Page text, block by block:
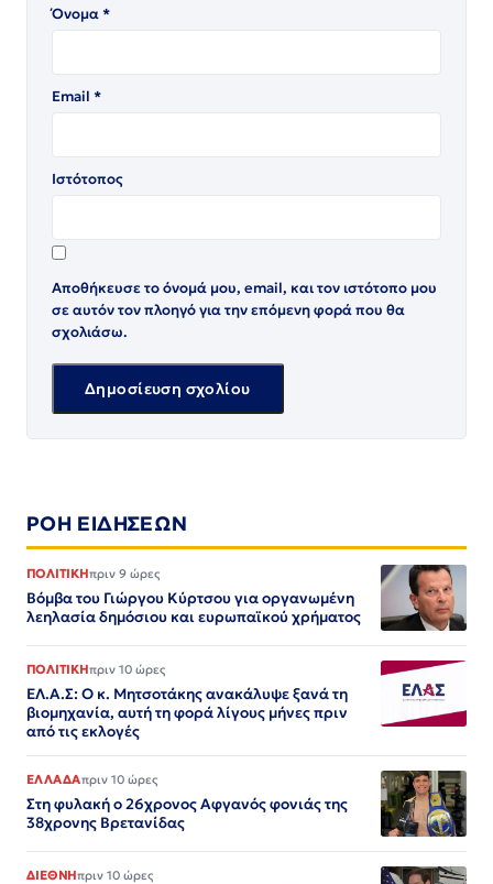
Όνομα*
Email *
Ιστότοπος
Αποθήκευσε το όνομά μου, email, και τον ιστότοπο μου
σε αυτόν τον πλοηγό για την επόμενη φορά που θα
σχολιάσω.
ΡΟΗ ΕΙΔΗΣΕΩΝ
ΠΟΛΙΤΙΚΗπριν 9 ώρες
Βόμβα του Γιώργου Κύρτσου για οργανωμένη
λεηλασία δημόσιου και ευρωπαϊκού χρήματος
ΠΟΛΙΤΙΚΗπριν 10 ώρες
ΕΛ.Α.Σ: Ο κ. Μητσοτάκης ανακάλυψε ξανά τη
βιομηχανία, αυτή τη φορά λίγους μήνες πριν
από τις εκλογές
ΕΛΛΑΔΑπριν 10 ώρες
Στη φυλακή ο 26χρονος Αφγανός φονιάς της
38χρονης Βρετανίδας
ΔΙΕΘΝΗπριν 10 ώρες